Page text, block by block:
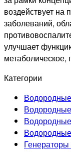
воздействует на
заболеваний,
улучшает
метаболическое,
Категории
Водородные